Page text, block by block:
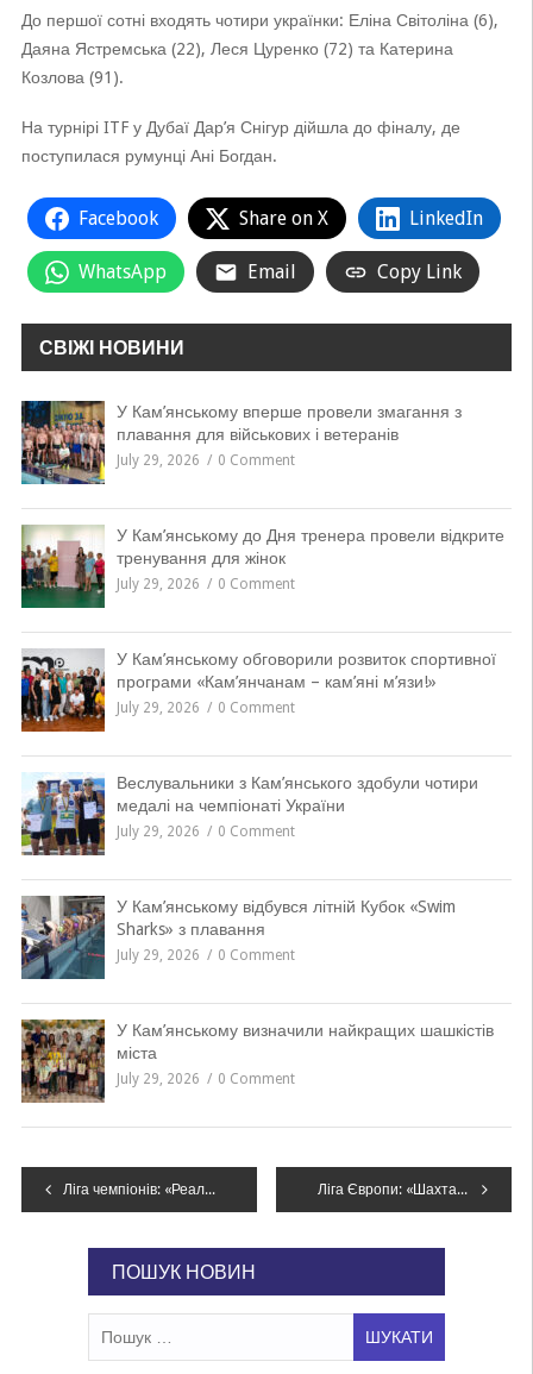
До першої сотні входять чотири українки: Еліна Світоліна (6),
Даяна Ястремська (22), Леся Цуренко (72) та Катерина
Козлова (91).
На турнірі ITF у Дубаї Дар’я Снігур дійшла до фіналу, де
поступилася румунці Ані Богдан.
Facebook Share on X LinkedIn
WhatsApp Email Copy Link
СВІЖІ НОВИНИ
У Кам’янському вперше провели змагання з
плавання для військових і ветеранів
July 29, 2026 0 Comment
У Кам’янському до Дня тренера провели відкрите
тренування для жінок
July 29, 2026 0 Comment
У Кам’янському обговорили розвиток спортивної
програми «Кам’янчанам – кам’яні м’язи!»
July 29, 2026 0 Comment
Веслувальники з Кам’янського здобули чотири
медалі на чемпіонаті України
July 29, 2026 0 Comment
У Кам’янському відбувся літній Кубок «Swim
Sharks» з плавання
July 29, 2026 0 Comment
У Кам’янському визначили найкращих шашкістів
міста
July 29, 2026 0 Comment
Навігація
Ліга чемпіонів: «Реал» – «Мансіті» та ще сім результатів жеребкування чвертьфіналу Ліга Європи: «Шахтар» зіграє з «Бенфікою» в 1/16 фіналу
ПОШУК НОВИН